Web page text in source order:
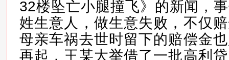
32楼坠亡小腿撞飞》的新闻，
姓生意人，做生意失败，不仅
母亲车祸去世时留下的赔偿金
再起，王某大举借了一批高利